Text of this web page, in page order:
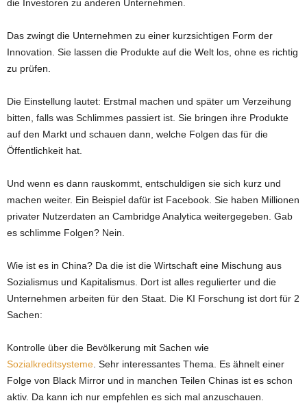
die Investoren zu anderen Unternehmen.
Das zwingt die Unternehmen zu einer kurzsichtigen Form der
Innovation. Sie lassen die Produkte auf die Welt los, ohne es richtig
zu prüfen.
Die Einstellung lautet: Erstmal machen und später um Verzeihung
bitten, falls was Schlimmes passiert ist. Sie bringen ihre Produkte
auf den Markt und schauen dann, welche Folgen das für die
Öffentlichkeit hat.
Und wenn es dann rauskommt, entschuldigen sie sich kurz und
machen weiter. Ein Beispiel dafür ist Facebook. Sie haben Millionen
privater Nutzerdaten an Cambridge Analytica weitergegeben. Gab
es schlimme Folgen? Nein.
Wie ist es in China? Da die ist die Wirtschaft eine Mischung aus
Sozialismus und Kapitalismus. Dort ist alles regulierter und die
Unternehmen arbeiten für den Staat. Die KI Forschung ist dort für 2
Sachen:
Kontrolle über die Bevölkerung mit Sachen wie
Sozialkreditsysteme . Sehr interessantes Thema. Es ähnelt einer
Folge von Black Mirror und in manchen Teilen Chinas ist es schon
aktiv. Da kann ich nur empfehlen es sich mal anzuschauen.